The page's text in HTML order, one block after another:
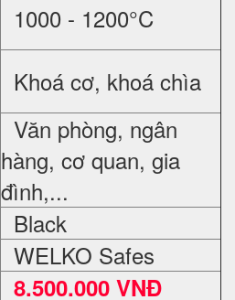
1000 - 1200°C
Khoá cơ, khoá chìa
Văn phòng, ngân
hàng, cơ quan, gia
đình,...
Black
WELKO Safes
8.500.000 VNĐ